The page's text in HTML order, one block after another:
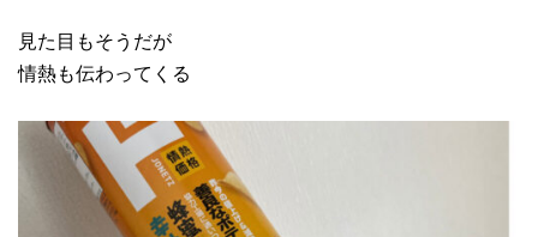
見た目もそうだが
情熱も伝わってくる